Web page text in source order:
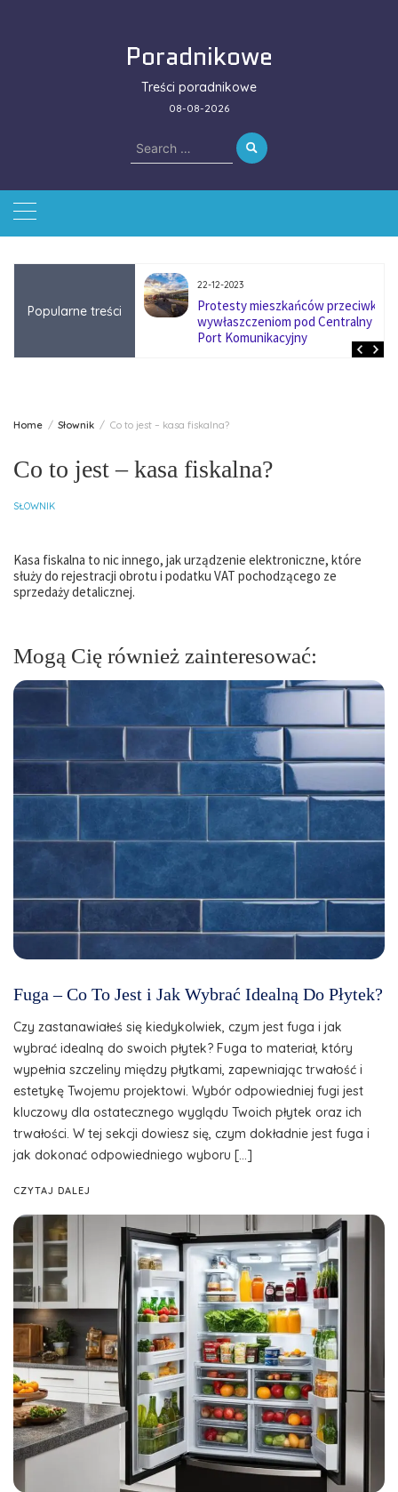
Poradnikowe
Treści poradnikowe
08-08-2026
Search
for:
Popularne treści
się na zmianę
w firmach
22-12-2023
Protesty mieszkańców przeciwko
wywłaszczeniom pod Centralny
Port Komunikacyjny
Home Słownik Co to jest – kasa fiskalna?
Co to jest – kasa fiskalna?
SŁOWNIK
Kasa fiskalna to nic innego, jak urządzenie elektroniczne, które
służy do rejestracji obrotu i podatku VAT pochodzącego ze
sprzedaży detalicznej.
Mogą Cię również zainteresować:
Fuga – Co To Jest i Jak Wybrać Idealną Do Płytek?
Czy zastanawiałeś się kiedykolwiek, czym jest fuga i jak
wybrać idealną do swoich płytek? Fuga to materiał, który
wypełnia szczeliny między płytkami, zapewniając trwałość i
estetykę Twojemu projektowi. Wybór odpowiedniej fugi jest
kluczowy dla ostatecznego wyglądu Twoich płytek oraz ich
trwałości. W tej sekcji dowiesz się, czym dokładnie jest fuga i
jak dokonać odpowiedniego wyboru […]
CZYTAJ DALEJ